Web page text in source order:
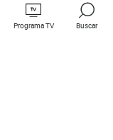
Programa TV Buscar